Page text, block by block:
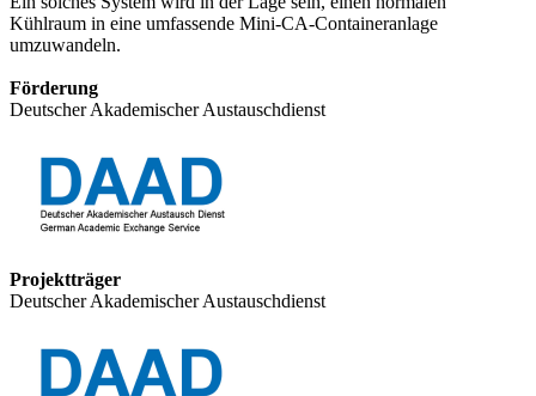
Kühlraum in eine umfassende Mini-CA-Containeranlage
umzuwandeln.
Förderung
Deutscher Akademischer Austauschdienst
Projektträger
Deutscher Akademischer Austauschdienst